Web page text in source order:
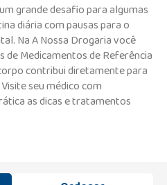
grande desafio para algumas
diária com pausas para o
Na A Nossa Drogaria você
de Medicamentos de Referência
contribui diretamente para
seu médico com
as dicas e tratamentos